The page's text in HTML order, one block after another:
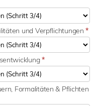
und Verpflichtungen*
*
Formalitäten & Pflichten